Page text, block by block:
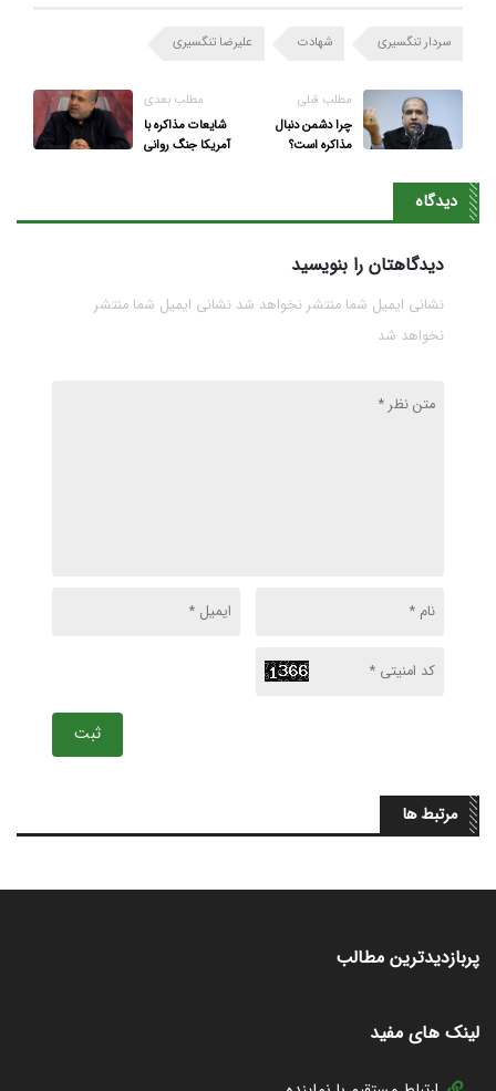
سردار تنگسیری شهادت علیرضا تنگسیری
مطلب قبلی
چرا دشمن دنبال
مذاکره است؟
مطلب بعدی
شایعات مذاکره با
آمریکا جنگ روانی
توان بازدارندگی
دیدگاه
دیدگاهتان را بنویسید
نشانی ایمیل شما منتشر نخواهد شد نشانی ایمیل شما منتشر
نخواهد شد
ثبت
مرتبط ها
لینک های مفید
پربازدیدترین مطالب